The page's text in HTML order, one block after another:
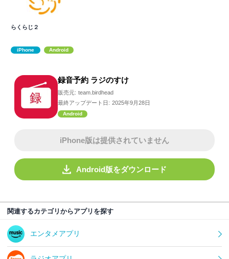
らくらじ２
iPhone Android
録音予約 ラジのすけ
販売元: team.birdhead
最終アップデート日: 2025年9月28日
Android
iPhone版は提供されていません
Android版をダウンロード
関連するカテゴリからアプリを探す
エンタメアプリ